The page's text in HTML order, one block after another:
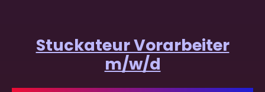
Stuckateur Vorarbeiter
m/w/d